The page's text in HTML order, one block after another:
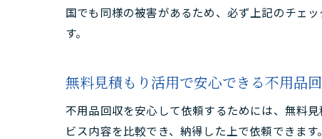
国でも同様の被害があるため、必ず上記のチェ
す。
無料見積もり活用で安心できる不用品
不用品回収を安心して依頼するためには、無料
ビス内容を比較でき、納得した上で依頼できます。